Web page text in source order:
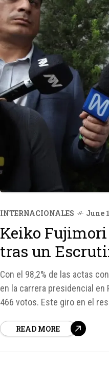
INTERNACIONALES June
Keiko Fujimori
tras un
Con el 98,2% de las actas
en la carrera presidencial en
466 votos. Este giro en el
READ MORE